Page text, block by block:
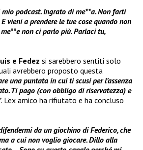
podcast. Ingrato di me**a. Non farti
vieni a prendere le tue cose quando non
non ci parlo più. Parlaci tu,
e Fedez si sarebbero sentiti solo
avrebbero proposto questa
una puntata in cui ti scusi per l’assenza
Ti pago (con obbligo di riservatezza) e
. L’ex amico ha rifiutato e ha concluso
da un giochino di Federico, che
a cui non voglio giocare. Dillo alla